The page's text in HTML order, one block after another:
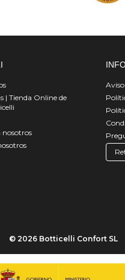
| Tienda Online de
nosotros
© 2026 Botticelli Confort SL